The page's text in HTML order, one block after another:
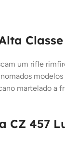
Classe
um rifle
martelado
CZ 457